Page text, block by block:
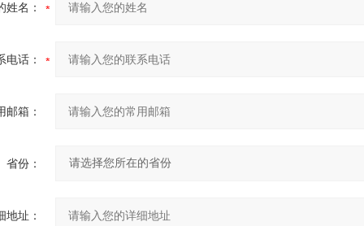
姓名：
电话：
邮箱：
省份：
地址：